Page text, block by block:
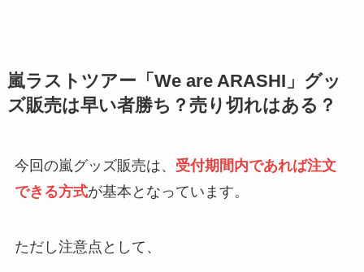
嵐ラストツアー「We are ARASHI」 グッ
ズ販売は早い者勝ち？売り切れはある？
今回の嵐グッズ販売は、 受付期間内であれば注文
できる方式が基本となっています。
ただし注意点として、